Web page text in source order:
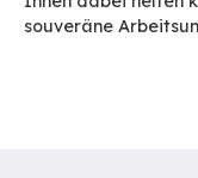
• Eine